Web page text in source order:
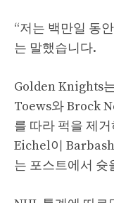
“저는 백만일 동
는 말했습니다.
Golden Knights
Toews와 Brock
를 따라 퍽을 제
Eichel이
는 포스트에서 슛